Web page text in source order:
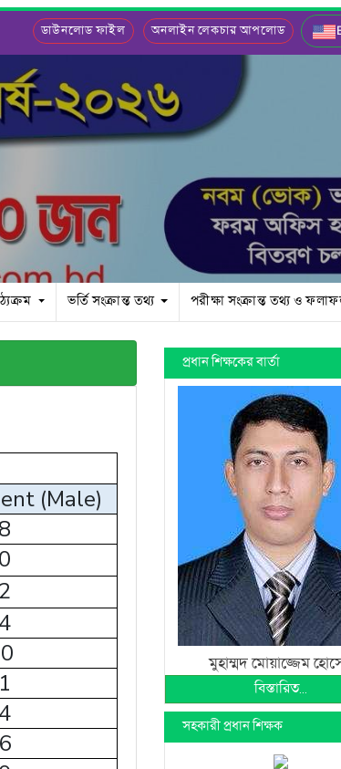
ডাউনলোড ফাইল অনলাইন লেকচার আপলোড
ভর্তি সংক্রান্ত তথ্য পরীক্ষা সংক্রান্ত তথ্য ও
(Male)
প্রধান শিক্ষকের বার্তা
মুহাম্মদ মোয়াজ্জেম
বিস্তারিত...
সহকারী প্রধান শিক্ষক